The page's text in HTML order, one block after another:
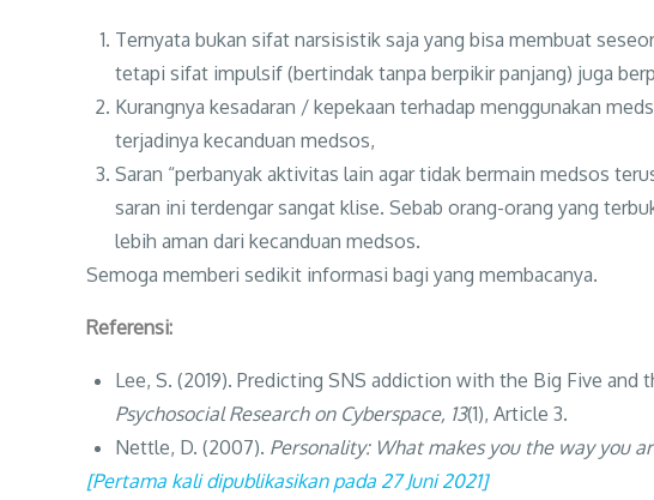
Ternyata bukan sifat narsisistik saja yang bisa membuat
tetapi sifat impulsif (bertindak tanpa berpikir panjang) juga
Kurangnya kesadaran / kepekaan terhadap menggunakan
terjadinya kecanduan medsos,
Saran “perbanyak aktivitas lain agar tidak bermain medsos
saran ini terdengar sangat klise. Sebab orang-orang yang
lebih aman dari kecanduan medsos.
Semoga memberi sedikit informasi bagi yang membacanya.
Referensi:
Lee, S. (2019). Predicting SNS addiction with the Big Five and
Psychosocial Research on Cyberspace, 13(1), Article 3.
Nettle, D. (2007). Personality: What makes you the way you
[Pertama kali dipublikasikan pada 27 Juni 2021]